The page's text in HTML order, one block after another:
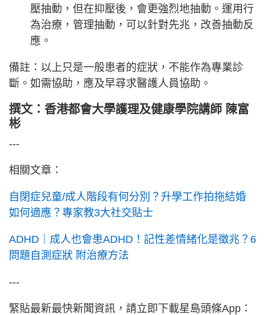
壓抽動，但在抑壓後，會更強烈地抽動。運用行
為治療，管理抽動，可以針對先兆，改善抽動反
應。
備註：以上只是一般患者的症狀，不能作為專業診
斷。如需協助，應及早尋求醫護人員協助。
撰文：香港都會大學護理及健康學院講師 陳富
彬
---
相關文章：
自閉症兒童/成人階段有何分別？升學工作拍拖結婚
如何適應？專家教3大社交貼士
ADHD｜成人也會患ADHD！記性差情緒化是徵兆？6
問題自測症狀 附治療方法
---
緊貼最新最快新聞資訊，請立即下載星島頭條App：